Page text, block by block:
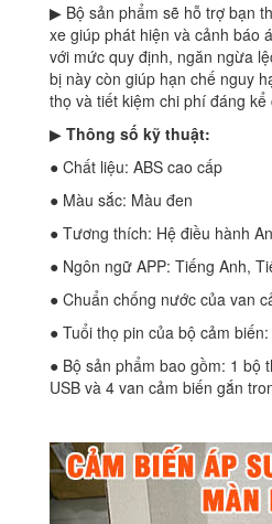
▶ Bộ sản phẩm sẽ hỗ trợ bạn
xe giúp phát hiện và cảnh báo
với mức quy định, ngăn ngừa
bị này còn giúp hạn chế nguy
thọ và tiết kiệm chi phí đáng kể
▶ Thông số kỹ thuật:
● Chất liệu: ABS cao cấp
● Màu sắc: Màu đen
● Tương thích: Hệ điều hành
● Ngôn ngữ APP: Tiếng Anh,
● Chuẩn chống nước của van
● Tuổi thọ pin của bộ cảm
● Bộ sản phẩm bao gồm: 1 bộ
USB và 4 van cảm biến gắn